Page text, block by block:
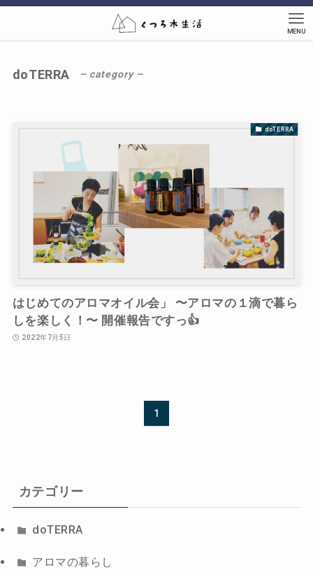
MENU
doTERRA – category –
doTERRA
はじめてのアロマオイル会」 〜アロマの１滴で暮ら
しを楽しく！〜 開催報告ですっ👍
2022年7月5日
1
カテゴリー
doTERRA
アロマの暮らし